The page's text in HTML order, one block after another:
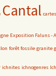
Cantal
Exposition Faluns -
forêt fossile granite
ichnites ichnogenres